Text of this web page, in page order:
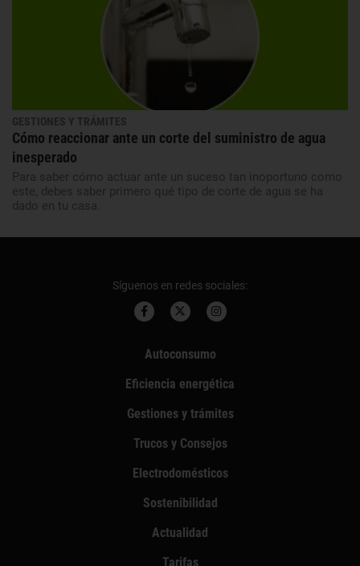
GESTIONES Y TRÁMITES
Cómo reaccionar ante un corte del suministro de agua
inesperado
Para saber cómo actuar ante un suceso tan inoportuno como
este, debes saber primero qué tipo de corte de agua se ha
dado en tu casa.
Síguenos en redes sociales:
Autoconsumo
Eficiencia energética
Gestiones y trámites
Trucos y Consejos
Electrodomésticos
Sostenibilidad
Actualidad
Tarifas